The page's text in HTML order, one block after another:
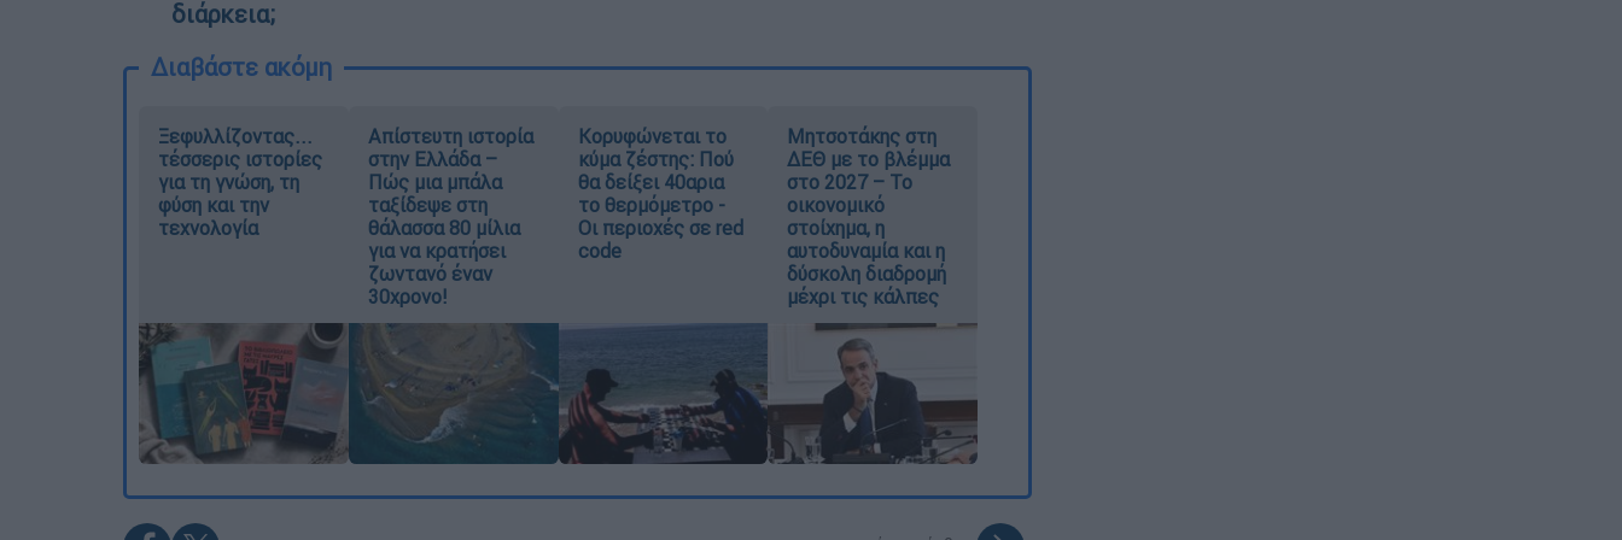
διάρκεια;
Διαβάστε ακόμη
Ξεφυλλίζοντας...
τέσσερις ιστορίες
για τη γνώση, τη
φύση και την
τεχνολογία
Απίστευτη ιστορία
στην Ελλάδα –
Πώς μια μπάλα
ταξίδεψε στη
θάλασσα 80 μίλια
για να κρατήσει
ζωντανό έναν
30χρονο!
Κορυφώνεται το
κύμα ζέστης: Πού
θα δείξει 40αρια
το θερμόμετρο -
Οι περιοχές σε red
code
Μητσοτάκης στη
ΔΕΘ με το βλέμμα
στο 2027 – Το
οικονομικό
στοίχημα, η
αυτοδυναμία και η
δύσκολη διαδρομή
μέχρι τις κάλπες